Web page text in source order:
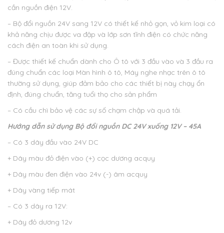
cần nguồn điện 12V.
– Bộ đổi nguồn 24V sang 12V có thiết kế nhỏ gọn, vỏ kim loại có
khả năng chịu được va đập và lớp sơn tĩnh điện có chức năng
cách điện an toàn khi sử dụng.
– Được thiết kế chuẩn dành cho Ô tô với 3 đầu vào và 3 đầu ra
đúng chuẩn các loại Màn hình ô tô, Máy nghe nhạc trên ô tô
thường sử dụng, giúp đảm bảo cho các thiết bị này chạy ổn
định, đúng chuẩn, tăng tuổi thọ cho sản phẩm
– Có cầu chì bảo vệ các sự số chạm chập và quá tải.
Hướng dẫn sử dụng Bộ đổi nguồn DC 24V xuống 12V – 45A
– Có 3 dây đầu vào 24V DC
+ Dây màu đỏ điện vào (+) cọc dương acquy
+ Dây màu đen điện vào 24v (-) âm acquy
+ Dây vàng tiếp mát
– Có 3 dây ra 12V:
+ Dây đỏ dương 12v